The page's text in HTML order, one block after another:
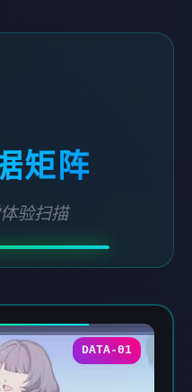
矩阵
验扫描
DATA-01